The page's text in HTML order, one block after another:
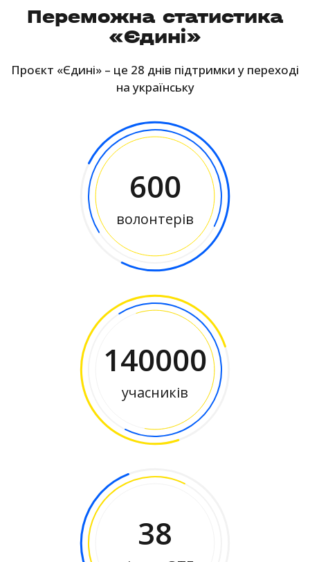
Переможна статистика
«Єдині»
Проєкт «Єдині» – це 28 днів підтримки у переході
на українську
600
волонтерів
140000
учасників
38